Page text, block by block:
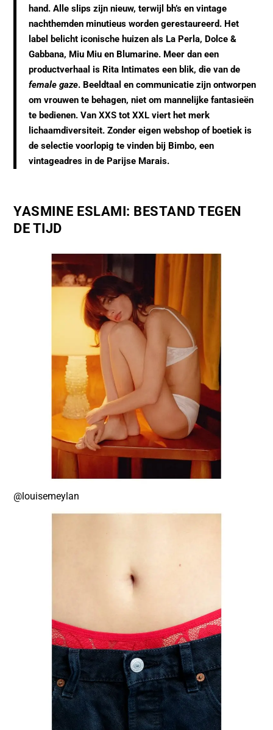
hand. Alle slips zijn nieuw, terwijl bh’s en vintage
nachthemden minutieus worden gerestaureerd. Het
label belicht iconische huizen als La Perla, Dolce &
Gabbana, Miu Miu en Blumarine. Meer dan een
productverhaal is Rita Intimates een blik, die van de
female gaze. Beeldtaal en communicatie zijn ontworpen
om vrouwen te behagen, niet om mannelijke fantasieën
te bedienen. Van XXS tot XXL viert het merk
lichaamdiversiteit. Zonder eigen webshop of boetiek is
de selectie voorlopig te vinden bij Bimbo, een
vintageadres in de Parijse Marais.
YASMINE ESLAMI: BESTAND TEGEN
DE TIJD
@louisemeylan